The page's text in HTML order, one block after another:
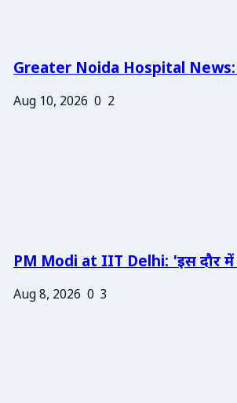
Greater Noida Hospital News:
Aug 10, 2026 0 2
PM Modi at IIT Delhi: 'इस दौर में
Aug 8, 2026 0 3